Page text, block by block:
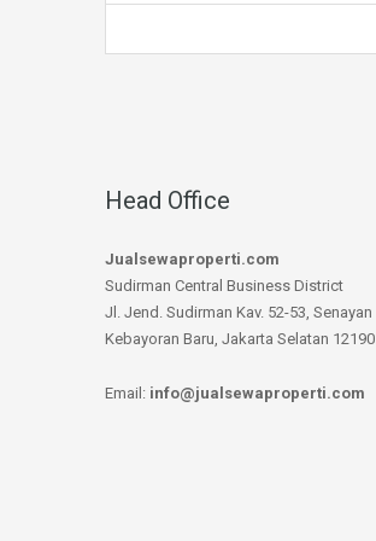
Head Office
Jualsewaproperti.com
Sudirman Central Business District
Jl. Jend. Sudirman Kav. 52-53, Senayan
Kebayoran Baru, Jakarta Selatan 12190
Email: info@jualsewaproperti.com